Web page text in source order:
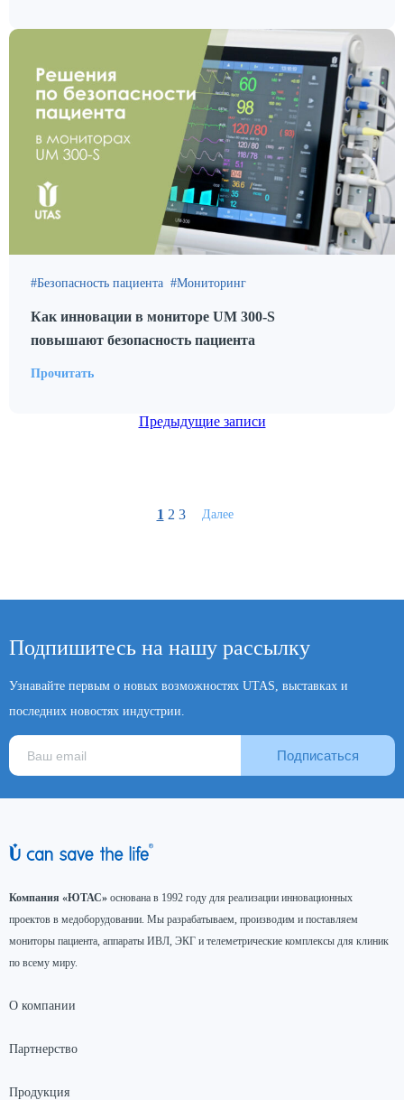
Безопасность пациента Мониторинг
Как инновации в мониторе UM 300-S
повышают безопасность пациента
Прочитать
Навигация
Предыдущие записи
1 2 3 Далее
Подпишитесь на нашу рассылку
Узнавайте первым о новых возможностях UTAS, выставках и
последних новостях индустрии.
Подписаться
Компания «ЮТАС» основана в 1992 году для реализации инновационных
проектов в медоборудовании. Мы разрабатываем, производим и поставляем
мониторы пациента, аппараты ИВЛ, ЭКГ и телеметрические комплексы для клиник
по всему миру.
О компании
Партнерство
Продукция